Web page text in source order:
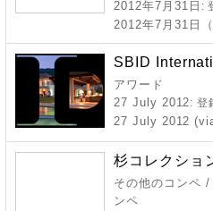
2012年7月31日 :
2012年7月31日
SBID
アワード
27 July 2012: 登
27 July 2012
杉コレクショ
その他のコンペ
ンペ